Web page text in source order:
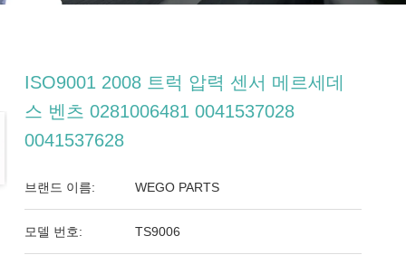
ISO9001 2008 트럭 압력 센서 메르세데
스 벤츠 0281006481 0041537028
0041537628
브랜드 이름: WEGO PARTS
모델 번호: TS9006